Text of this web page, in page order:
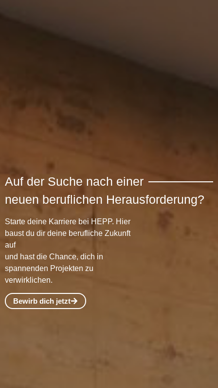
Auf der Suche nach einer
neuen beruflichen Herausforderung?
Starte deine Karriere bei HEPP. Hier
baust du dir deine berufliche Zukunft
auf
und hast die Chance, dich in
spannenden Projekten zu
verwirklichen.
Bewirb dich jetzt